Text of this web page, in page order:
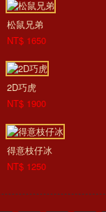
松鼠兄弟
NT$ 1650
2D巧虎
NT$ 1900
得意枝仔冰
NT$ 1250